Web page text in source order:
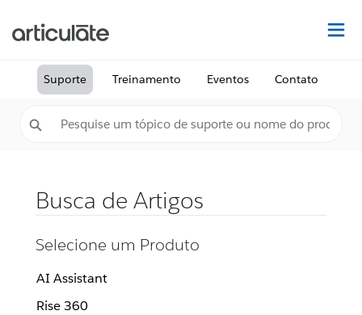
Suporte Treinamento Eventos Contato
Busca de Artigos
Selecione um Produto
AI Assistant
Rise 360